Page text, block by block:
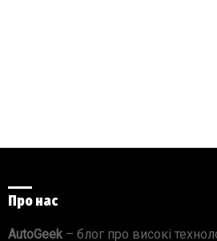
Про нас
AutoGeek – блог про високі